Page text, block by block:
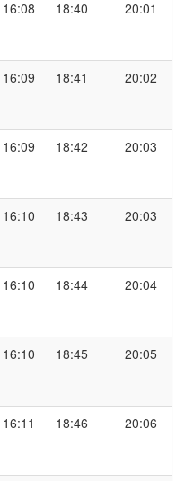
16:08 18:40 20:01
16:09 18:41 20:02
16:09 18:42 20:03
16:10 18:43 20:03
16:10 18:44 20:04
16:10 18:45 20:05
16:11 18:46 20:06